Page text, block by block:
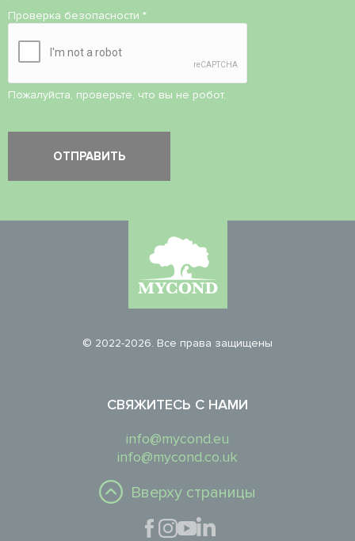
Проверка безопасности *
Пожалуйста, проверьте, что вы не робот.
© 2022-2026. Все права защищены
СВЯЖИТЕСЬ С НАМИ
info@mycond.eu
info@mycond.co.uk
Вверху страницы